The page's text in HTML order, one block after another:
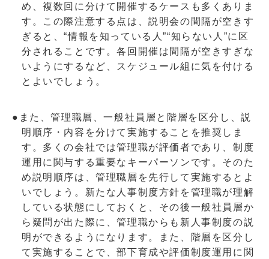
め、複数回に分けて開催するケースも多くありま
す。この際注意する点は、説明会の間隔が空きす
ぎると、“情報を知っている人”“知らない人”に区
分されることです。各回開催は間隔が空きすぎな
いようにするなど、スケジュール組に気を付ける
とよいでしょう。
●また、管理職層、一般社員層と階層を区分し、説
明順序・内容を分けて実施することを推奨しま
す。多くの会社では管理職が評価者であり、制度
運用に関与する重要なキーパーソンです。そのた
め説明順序は、管理職層を先行して実施するとよ
いでしょう。新たな人事制度方針を管理職が理解
している状態にしておくと、その後一般社員層か
ら疑問が出た際に、管理職からも新人事制度の説
明ができるようになります。また、階層を区分し
て実施することで、部下育成や評価制度運用に関